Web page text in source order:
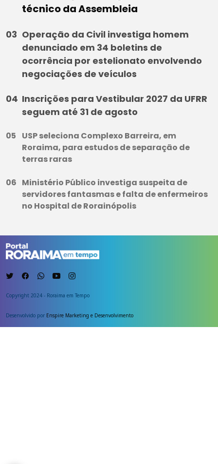
técnico da Assembleia
Operação da Civil investiga homem
denunciado em 34 boletins de
ocorrência por estelionato envolvendo
negociações de veículos
Inscrições para Vestibular 2027 da UFRR
seguem até 31 de agosto
USP seleciona Complexo Barreira, em
Roraima, para estudos de separação de
terras raras
Ministério Público investiga suspeita de
servidores fantasmas e falta de enfermeiros
no Hospital de Rorainópolis
Copyright 2024 - Roraima em Tempo
Desenvolvido por Enspire Marketing e Desenvolvimento